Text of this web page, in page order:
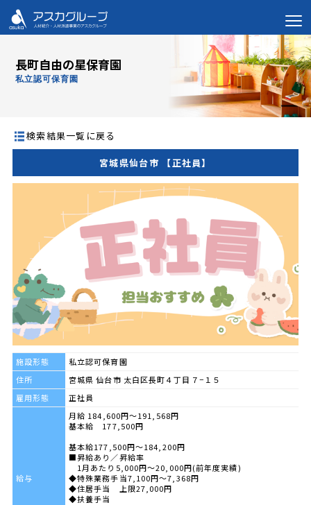
長町自由の星保育園
私立認可保育園
検索結果一覧に戻る
宮城県仙台市 【正社員】
施設形態
私立認可保育園
住所
宮城県 仙台市 太白区長町４丁目７−１５
雇用形態
正社員
給与
月給 184,600円～191,568円
基本給 177,500円
基本給177,500円〜184,200円
■昇給あり／昇給率
1月あたり5,000円～20,000円(前年度実績)
◆特殊業務手当7,100円〜7,368円
◆住居手当 上限27,000円
◆扶養手当